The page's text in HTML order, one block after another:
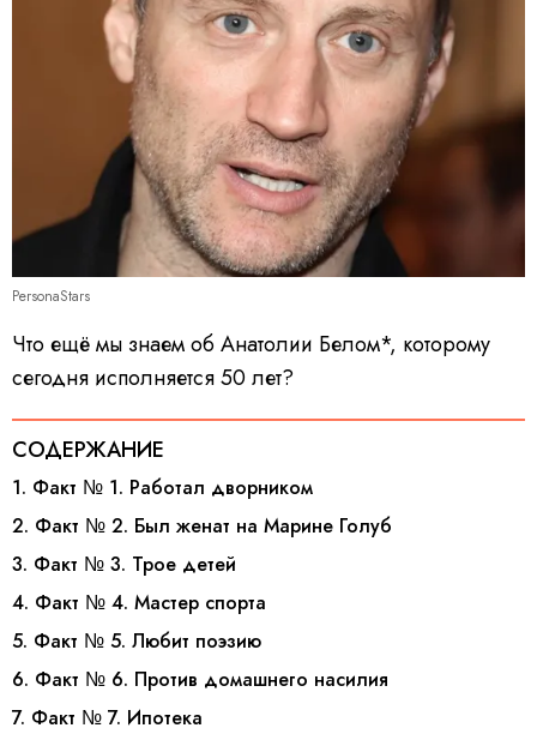
PersonaStars
Что ещё мы знаем об Анатолии Белом*, которому
сегодня исполняется 50 лет?
СОДЕРЖАНИЕ
1. Факт № 1. Работал дворником
2. Факт № 2. Был женат на Марине Голуб
3. Факт № 3. Трое детей
4. Факт № 4. Мастер спорта
5. Факт № 5. Любит поэзию
6. Факт № 6. Против домашнего насилия
7. Факт № 7. Ипотека